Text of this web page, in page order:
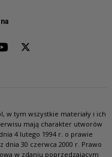
w tym wszystkie materiały i ich
mają charakter utworów
4 lutego 1994 r. o prawie
30 czerwca 2000 r. Prawo
w zdaniu poprzedzającym